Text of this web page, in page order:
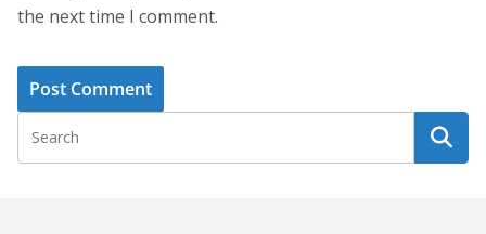
the next time I comment.